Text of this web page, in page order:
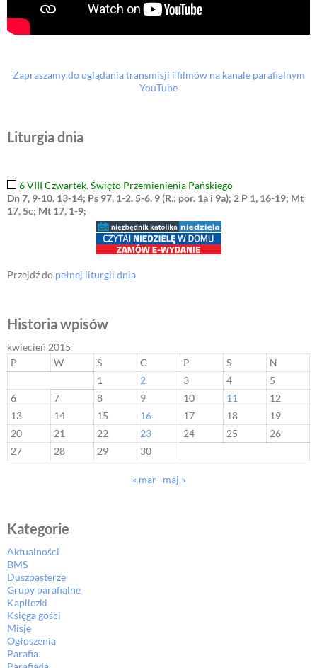
Zapraszamy do oglądania transmisji i filmów na kanale parafialnym
YouTube
Liturgia dnia
6 VIII Czwartek. Święto Przemienienia Pańskiego
Dn 7, 9-10. 13-14; Ps 97, 1-2. 5-6. 9 (R.: por. 1a i 9a); 2 P 1, 16-19; Mt
17, 5c; Mt 17, 1-9;
Przejdź do pełnej liturgii dnia
Historia wpisów
kwiecień 2015
P
W Ś C P S
N
1
2 3 4
5
6
7 8 9 10 11
12
13
14 15 16 17 18
19
20
21 22 23 24 25
26
27
28 29 30
« mar maj »
Kategorie
Aktualności
BMS
Duszpasterze
Grupy parafialne
Kapliczki
Księga gości
Misje
Ogłoszenia
Parafia